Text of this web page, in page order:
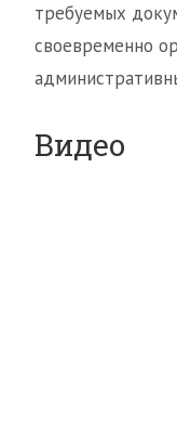
требуемых
своевременно
Видео